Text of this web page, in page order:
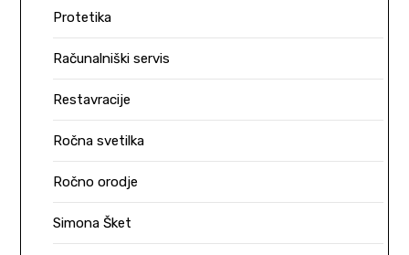
Protetika
Računalniški servis
Restavracije
Ročna svetilka
Ročno orodje
Simona Šket